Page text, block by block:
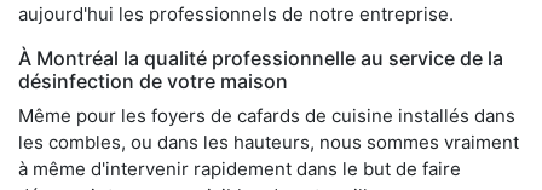
aujourd'hui les professionnels de notre entreprise.
À Montréal la qualité professionnelle au service de la
désinfection de votre maison
Même pour les foyers de cafards de cuisine installés dans
les combles, ou dans les hauteurs, nous sommes vraiment
à même d'intervenir rapidement dans le but de faire